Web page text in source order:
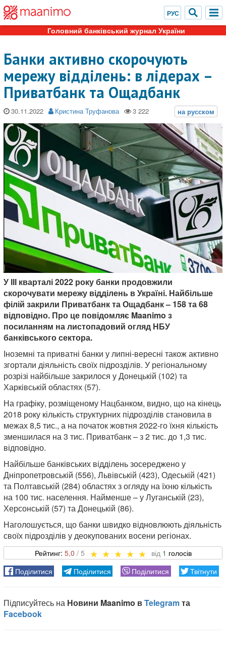
Головний банківський журнал України
Банки активно скорочують
мережу відділень: в лідерах –
Приватбанк та Ощадбанк
30.11.2022 Кристина Труфанова
У ІІІ кварталі 2022 року банки продовжили
скорочувати мережу відділень в Україні. Найбільше
філій закрили Приватбанк та Ощадбанк – 158 та 68
відповідно. Про це повідомляє Maanimo з
посиланням на листопадовий огляд НБУ
банківського сектора.
Іноземні та приватні банки у липні-вересні також активно
згортали діяльність своїх підрозділів. У регіональному
розрізі найбільше закрилося у Донецькій (102) та
Харківській областях (57).
На графіку, розміщеному Нацбанком, видно, що на кінець
2018 року кількість структурних підрозділів становила в
межах 8,5 тис., а на початок жовтня 2022-го їхня кількість
зменшилася на 3 тис. Приватбанк – з 2 тис. до 1,3 тис.
відповідно.
Найбільше банківських відділень зосереджено у
Дніпропетровській (556), Львівській (423), Одеській (421)
та Полтавській (284) областях з огляду на їхню кількість
на 100 тис. населення. Найменше – у Луганській (23),
Херсонській (57) та Донецькій (86).
Наголошується, що банки швидко відновлюють діяльність
своїх підрозділів у деокупованих восени регіонах.
5,0 1